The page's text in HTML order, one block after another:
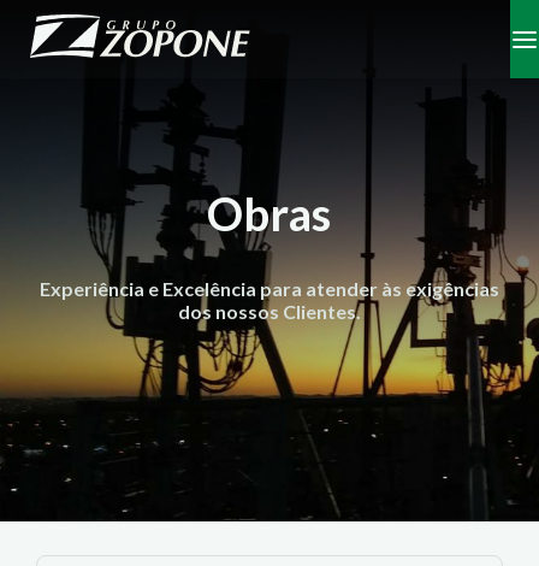
Obras
Experiência e Excelência para atender às exigências
dos nossos Clientes.